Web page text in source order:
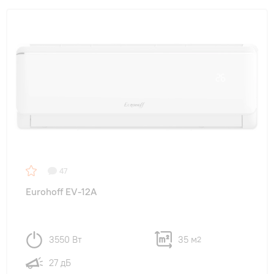
47
Eurohoff EV-12A
3550 Вт 35 м2
27 дБ